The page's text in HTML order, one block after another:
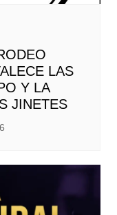
LAS
Y LA
JINETES